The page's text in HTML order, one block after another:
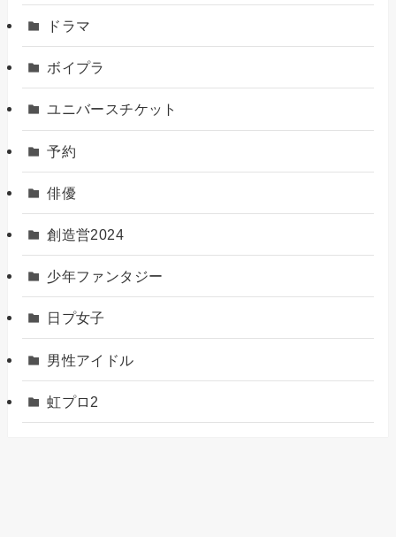
ドラマ
ボイプラ
ユニバースチケット
予約
俳優
創造営2024
少年ファンタジー
日プ女子
男性アイドル
虹プロ2